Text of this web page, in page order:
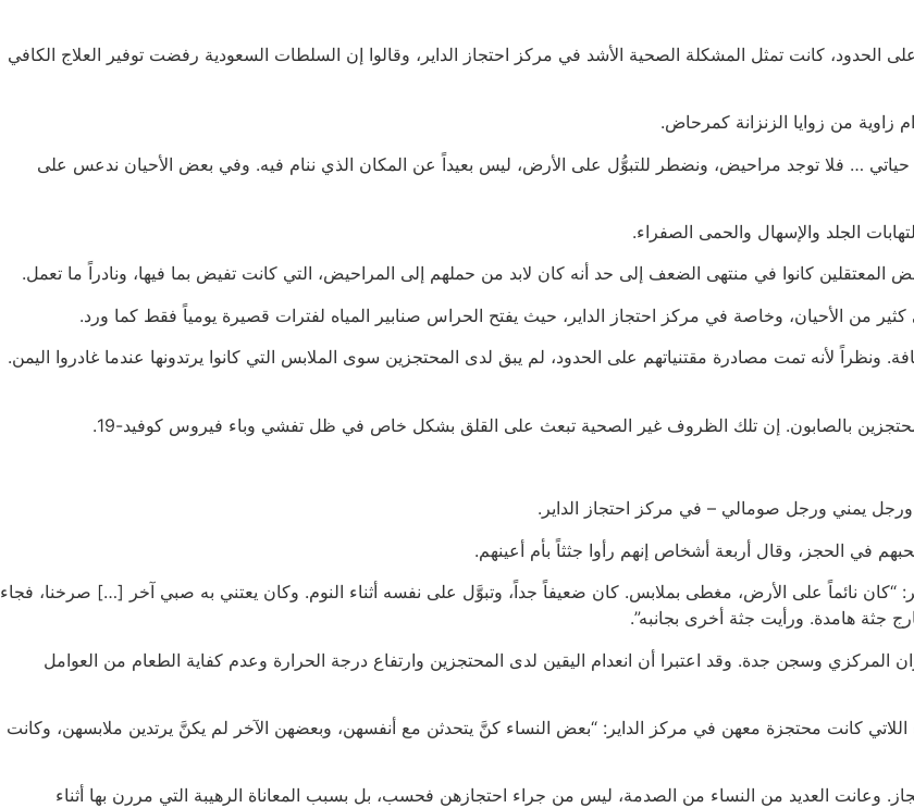
الحدود، كانت تمثل المشكلة الصحية الأشد في مركز احتجاز الداير، وقالوا إن السلطات السعودية رفضت توفير العلاج الكافي
زاوية من زوايا الزنزانة كمرحاض.
جحيم، لم أرَ شيئاً كهذا طوال حياتي … فلا توجد مراحيض، ونضطر للتبوُّل على الأرض، ليس بعيداً عن المكان الذي ننام فيه. وفي بعض الأحيان ندعس على
الجلد والإسهال والحمى الصفراء.
كانوا في منتهى الضعف إلى حد أنه كان لابد من حملهم إلى المراحيض، التي كانت تفيض بما فيها، ونادراً ما تعمل.
من الأحيان، وخاصة في مركز احتجاز الداير، حيث يفتح الحراس صنابير المياه لفترات قصيرة يومياً فقط كما ورد.
لأنه تمت مصادرة مقتنياتهم على الحدود، لم يبق لدى المحتجزين سوى الملابس التي كانوا يرتدونها عندما غادروا اليمن.
بالصابون. إن تلك الظروف غير الصحية تبعث على القلق بشكل خاص في ظل تفشي وباء فيروس كوفيد-19.
ورجل يمني ورجل صومالي – في مركز احتجاز الداير.
في الحجز، وقال أربعة أشخاص إنهم رأوا جثثاً بأم أعينهم.
عن صبي في مركز احتجاز الداير: “كان نائماً على الأرض، مغطى بملابس. كان ضعيفاً جداً، وتبوَّل على نفسه أثناء النوم. وكان يعتني به صبي آخر […] صرخنا، فجاء
جثة هامدة. ورأيت جثة أخرى بجانبه”.
المركزي وسجن جدة. وقد اعتبرا أن انعدام اليقين لدى المحتجزين وارتفاع درجة الحرارة وعدم كفاية الطعام من العوامل
الحادة لبعض النساء اللاتي كانت محتجزة معهن في مركز الداير: “بعض النساء كنَّ يتحدثن مع أنفسهن، وبعضهن الآخر لم يكنَّ يرتدين ملابسهن، وكانت
وعانت العديد من النساء من الصدمة، ليس من جراء احتجازهن فحسب، بل بسبب المعاناة الرهيبة التي مررن بها أثناء